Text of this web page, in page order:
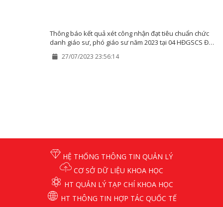
Thông báo kết quả xét công nhận đạt tiêu chuẩn chức
danh giáo sư, phó giáo sư năm 2023 tại 04 HĐGSCS Đại
học Huế
27/07/2023 23:56:14
HỆ THỐNG THÔNG TIN QUẢN LÝ
CƠ SỞ DỮ LIỆU KHOA HỌC
HT QUẢN LÝ TẠP CHÍ KHOA HỌC
HT THÔNG TIN HỢP TÁC QUỐC TẾ